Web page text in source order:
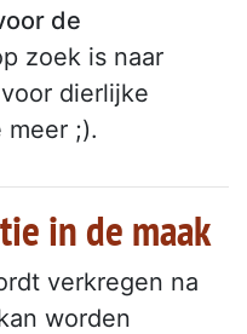
de
zoek is naar
dierlijke
;).
in de maak
verkregen na
worden